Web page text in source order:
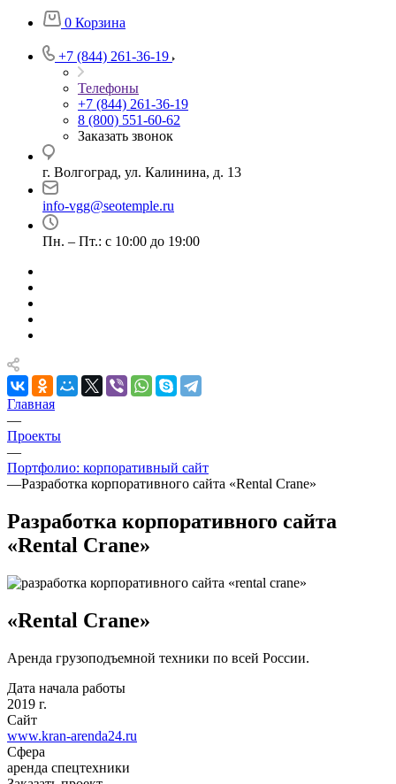
0 Корзина
+7 (844) 261-36-19
Телефоны
+7 (844) 261-36-19
8 (800) 551-60-62
Заказать звонок
г. Волгоград, ул. Калинина, д. 13
info-vgg@seotemple.ru
Пн. – Пт.: с 10:00 до 19:00
Главная
—
Проекты
—
Портфолио: корпоративный сайт
—Разработка корпоративного сайта «Rental Crane»
Разработка корпоративного сайта
«Rental Crane»
«Rental Crane»
Аренда грузоподъемной техники по всей России.
Дата начала работы
2019 г.
Сайт
www.kran-arenda24.ru
Сфера
аренда спецтехники